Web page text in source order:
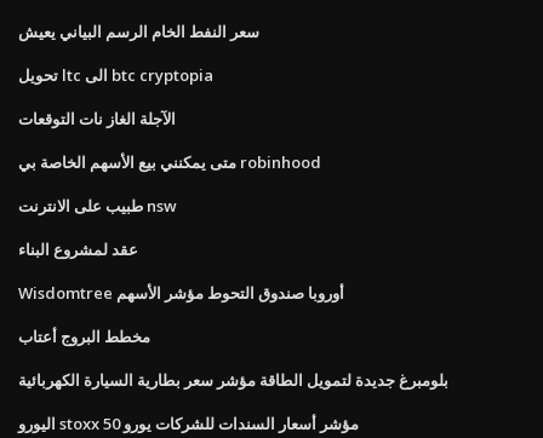
سعر النفط الخام الرسم البياني يعيش
تحويل ltc الى btc cryptopia
الآجلة الغاز نات التوقعات
متى يمكنني بيع الأسهم الخاصة بي robinhood
طبيب على الانترنت nsw
عقد لمشروع البناء
Wisdomtree أوروبا صندوق التحوط مؤشر الأسهم
مخطط البروج أعتاب
بلومبرغ جديدة لتمويل الطاقة مؤشر سعر بطارية السيارة الكهربائية
اليورو stoxx 50 مؤشر أسعار السندات للشركات يورو